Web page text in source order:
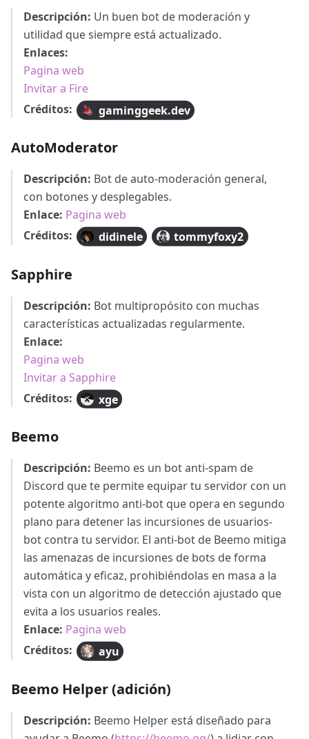
Descripción: Un buen bot de moderación y
utilidad que siempre está actualizado.
Enlaces:
Pagina web
Invitar a Fire
Créditos:
gaminggeek.dev
AutoModerator
Descripción: Bot de auto-moderación general,
con botones y desplegables.
Enlace: Pagina web
Créditos:
didinele tommyfoxy2
Sapphire
Descripción: Bot multipropósito con muchas
características actualizadas regularmente.
Enlace:
Pagina web
Invitar a Sapphire
Créditos:
xge
Beemo
Descripción: Beemo es un bot anti-spam de
Discord que te permite equipar tu servidor con un
potente algoritmo anti-bot que opera en segundo
plano para detener las incursiones de usuarios-
bot contra tu servidor. El anti-bot de Beemo mitiga
las amenazas de incursiones de bots de forma
automática y eficaz, prohibiéndolas en masa a la
vista con un algoritmo de detección ajustado que
evita a los usuarios reales.
Enlace: Pagina web
Créditos:
ayu
Beemo Helper (adición)
Descripción: Beemo Helper está diseñado para